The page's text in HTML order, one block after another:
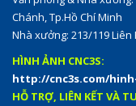
Chánh, Tp.Hồ Chí Minh
Nhà xưởng: 213/119 Liên
HÌNH ẢNH CNC3S:
http://cnc3s.com/
HỖ TRỢ, LIÊN KẾT VÀ